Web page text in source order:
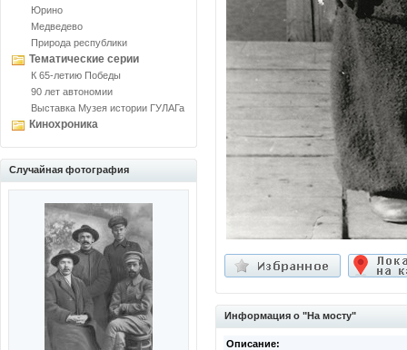
Юрино
Медведево
Природа республики
Тематические серии
К 65-летию Победы
90 лет автономии
Выставка Музея истории ГУЛАГа
Кинохроника
Случайная фотография
Информация о "На мосту"
Описание: